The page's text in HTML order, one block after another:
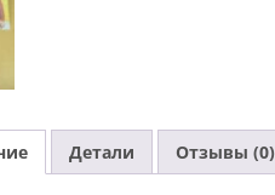
Детали Отзывы (0)